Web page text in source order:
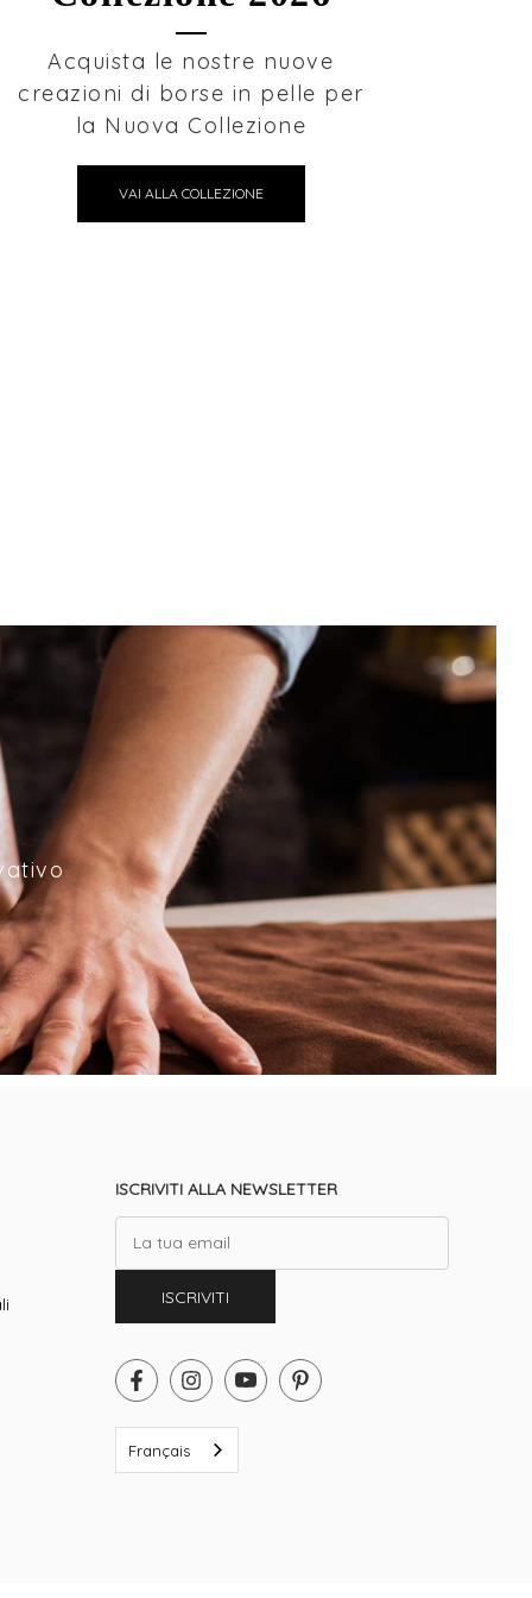
Acquista le nostre nuove
creazioni di borse in pelle per
la Nuova Collezione
VAI ALLA COLLEZIONE
ISCRIVITI ALLA NEWSLETTER
ISCRIVITI
Français